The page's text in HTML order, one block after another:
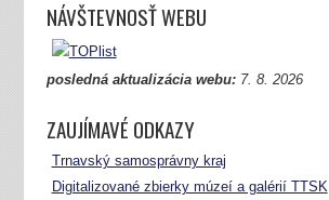
NÁVŠTEVNOSŤ WEBU
posledná aktualizácia webu:7. 8. 2026
ZAUJÍMAVÉ ODKAZY
Trnavský samosprávny kraj
Digitalizované zbierky múzeí a galérií TTSK